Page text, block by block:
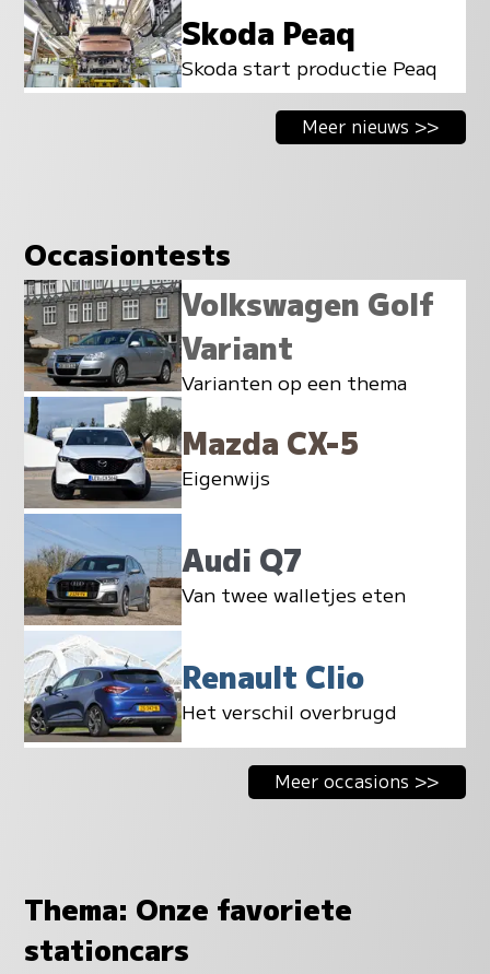
Skoda Peaq
Skoda start productie Peaq
Meer nieuws >>
Occasiontests
Volkswagen Golf
Variant
Varianten op een thema
Mazda CX-5
Eigenwijs
Audi Q7
Van twee walletjes eten
Renault Clio
Het verschil overbrugd
Meer occasions >>
Thema: Onze favoriete
stationcars